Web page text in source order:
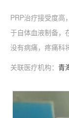
PRP治疗接受度高
于自体血液制备，
没有病痛，疼痛科
关联医疗机构： 青